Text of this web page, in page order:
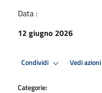
Data :
12 giugno 2026
Condividi Vedi azioni
Categorie: